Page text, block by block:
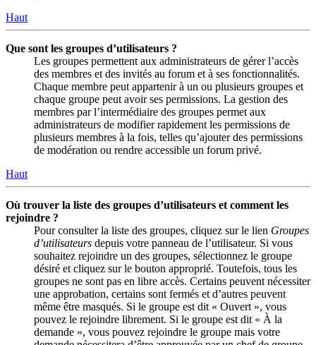
Haut
Que sont les groupes d’utilisateurs ?
Les groupes permettent aux administrateurs de gérer l’accès
des membres et des invités au forum et à ses fonctionnalités.
Chaque membre peut appartenir à un ou plusieurs groupes et
chaque groupe peut avoir ses permissions. La gestion des
membres par l’intermédiaire des groupes permet aux
administrateurs de modifier rapidement les permissions de
plusieurs membres à la fois, telles qu’ajouter des permissions
de modération ou rendre accessible un forum privé.
Haut
Où trouver la liste des groupes d’utilisateurs et comment les
rejoindre ?
Pour consulter la liste des groupes, cliquez sur le lien Groupes
d’utilisateurs depuis votre panneau de l’utilisateur. Si vous
souhaitez rejoindre un des groupes, sélectionnez le groupe
désiré et cliquez sur le bouton approprié. Toutefois, tous les
groupes ne sont pas en libre accès. Certains peuvent nécessiter
une approbation, certains sont fermés et d’autres peuvent
même être masqués. Si le groupe est dit « Ouvert », vous
pouvez le rejoindre librement. Si le groupe est dit « À la
demande », vous pouvez rejoindre le groupe mais votre